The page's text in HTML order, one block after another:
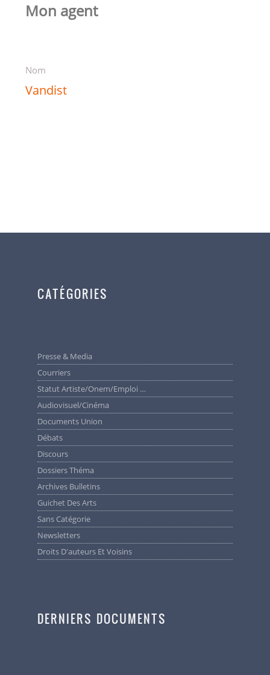
Mon agent
Nom
Vandist
CATÉGORIES
Presse & Media
Courriers
Statut Artiste/Onem/Emploi …
Audiovisuel/cinéma
Documents Union
Débats
Discours
Dossiers Théma
Archives Bulletins
Guichet Des Arts
Sans Catégorie
Newsletters
Droits D'auteurs Et Voisins
DERNIERS DOCUMENTS